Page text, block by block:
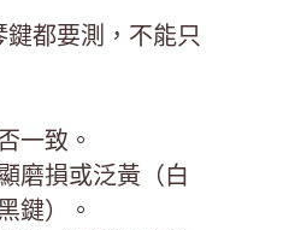
鍵都要測，不能只
一致。
磨損或泛黃（白
鍵）。